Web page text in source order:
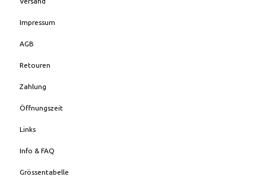
Impressum
AGB
Retouren
Zahlung
Öffnungszeit
Links
Info & FAQ
Grössentabelle